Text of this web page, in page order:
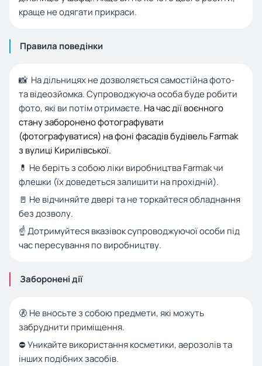
краще не одягати прикраси.
Правила поведінки
📸 На дільницях не дозволяється самостійна фото-
та відеозйомка. Супроводжуюча особа буде робити
фото, які ви потім отримаєте. На час дії воєнного
стану заборонено фотографувати
(фотографуватися) на фоні фасадів будівель Farmak
з вулиці Кирилівської.
💊 Не беріть з собою ліки виробництва Farmak чи
флешки (їх доведеться залишити на прохідній).
🚪 Не відчиняйте двері та не торкайтеся обладнання
без дозволу.
☝️ Дотримуйтеся вказівок супроводжуючої особи під
час пересування по виробництву.
Заборонені дії
🚷 Не вносьте з собою предмети, які можуть
забруднити приміщення.
⛔ Уникайте використання косметики, аерозолів та
інших подібних засобів.